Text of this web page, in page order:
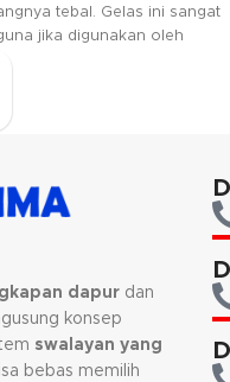
tebal. Gelas ini sangat
jika digunakan oleh
agar memudahkan
mentakar mnuman.
dapur dan
konsep
swalayan yang
bebas memilih